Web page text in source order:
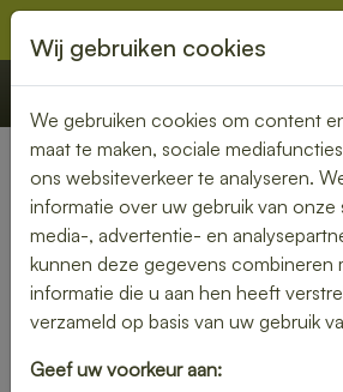
€ 0,00
Nederland» K
Heerlijke lunch
– snel, vers en
je lunch bezorgen in K en kies uit een
Wij gebruiken cookies
We gebruiken cookies om content
maat te maken, sociale
ons websiteverkeer te analyseren.
informatie over uw gebruik van onze
media-, advertentie- en
kunnen deze gegevens combineren
informatie die u aan hen heeft
verzameld op basis van uw gebruik
Geef uw voorkeur aan: